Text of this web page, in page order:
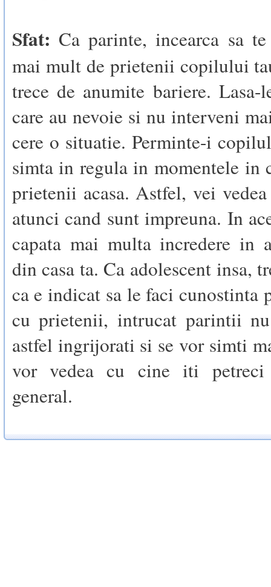
Sfat: Ca parinte, incearca sa
mai mult de prietenii copilului
trece de anumite bariere. Lasa-
care au nevoie si nu interveni
cere o situatie. Perminte-i
simta in regula in momentele in
prietenii acasa. Astfel, vei
atunci cand sunt impreuna. In
capata mai multa incredere in
din casa ta. Ca adolescent insa,
ca e indicat sa le faci cunostinta
cu prietenii, intrucat parintii
astfel ingrijorati si se vor simti
vor vedea cu cine iti
general.